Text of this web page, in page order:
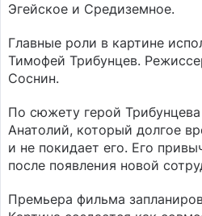
Эгейское и Средиземное.
Главные роли в картине
Тимофей Трибунцев.
Соснин.
По сюжету герой
Анатолий, который долгое
и не покидает его. Его
после появления новой
Премьера фильма